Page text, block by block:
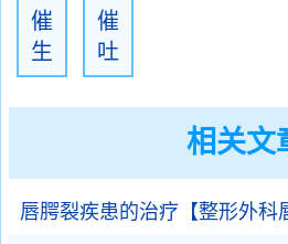
催
生
催
吐
相关文
唇腭裂疾患的治疗【整形外科